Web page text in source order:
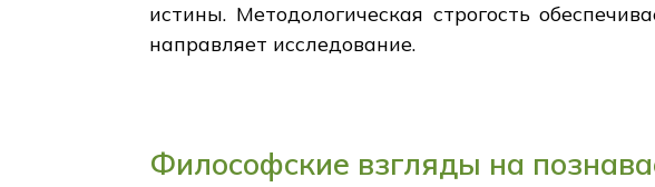
истины. Методологическая строгость
направляет исследование.
Философские взгляды на